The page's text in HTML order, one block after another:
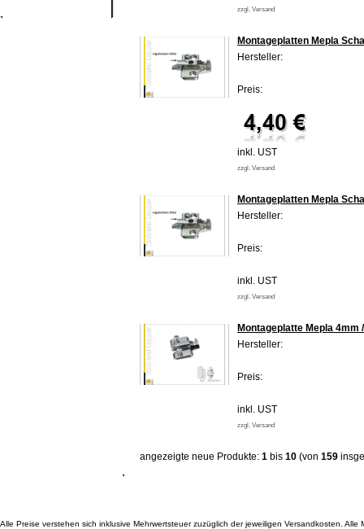
zzgl. Versand
Montageplatten Mepla
Hersteller:
Preis:
inkl. UST
zzgl. Versand
Montageplatten Mepla
Hersteller:
Preis:
inkl. UST
zzgl. Versand
Montageplatte Mepla 4mm
Hersteller:
Preis:
inkl. UST
zzgl. Versand
angezeigte neue Produkte: 1 bis 10 (von 159
Alle Preise verstehen sich inklusive Mehrwertsteuer zuzüglich der jeweiligen Versandkosten.